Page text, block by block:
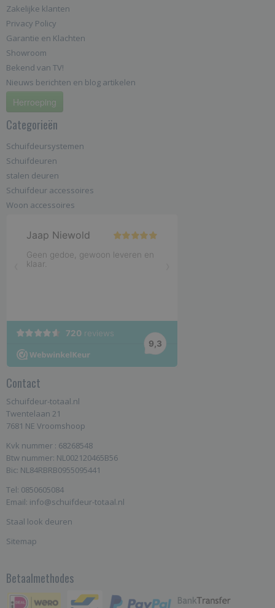
Zakelijke klanten
Privacy Policy
Garantie en Klachten
Showroom
Bekend van TV!
Nieuws berichten en blog artikelen
Herroeping
Categorieën
Schuifdeursystemen
Schuifdeuren
stalen deuren
Schuifdeur accessoires
Woon accessoires
Contact
Schuifdeur-totaal.nl
Twentelaan 21
7681 NE Vroomshoop
Kvk nummer : 68268548
Btw nummer: NL002120465B56
Bic: NL84RBRB0955095441
Tel: 0850605084
Email: info@schuifdeur-totaal.nl
Staal look deuren
Sitemap
Betaalmethodes